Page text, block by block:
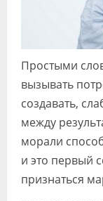
Простыми
вызывать
создавать,
между
морали
и это первый
признаться